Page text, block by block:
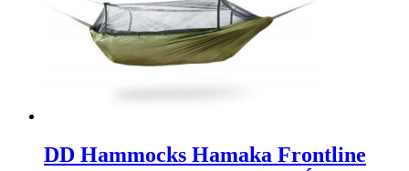
DD Hammocks Hamaka Frontline